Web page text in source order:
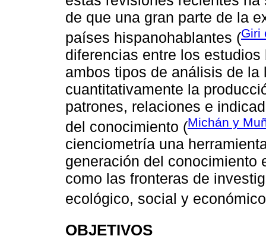
de que una gran parte de la
países hispanohablantes (Giri
diferencias entre los
ambos tipos de análisis de
cuantitativamente la
patrones, relaciones e
del conocimiento (Michán y
cienciometría una
generación del conocimiento
como las fronteras de
ecológico, social y
OBJETIVOS